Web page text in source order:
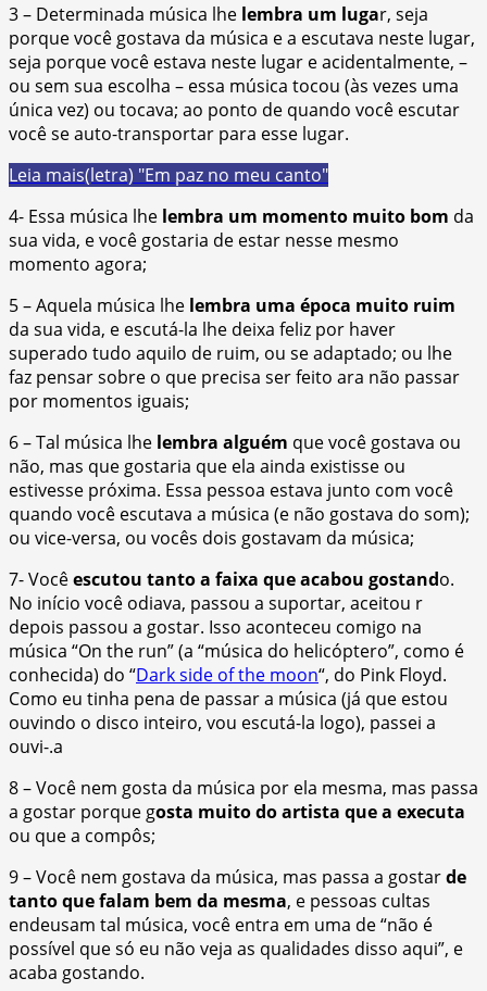
3 – Determinada música lhe lembra um lugar, seja
porque você gostava da música e a escutava neste lugar,
seja porque você estava neste lugar e acidentalmente, –
ou sem sua escolha – essa música tocou (às vezes uma
única vez) ou tocava; ao ponto de quando você escutar
você se auto-transportar para esse lugar.
Leia mais(letra) "Em paz no meu canto"
4- Essa música lhe lembra um momento muito bom da
sua vida, e você gostaria de estar nesse mesmo
momento agora;
5 – Aquela música lhe lembra uma época muito ruim
da sua vida, e escutá-la lhe deixa feliz por haver
superado tudo aquilo de ruim, ou se adaptado; ou lhe
faz pensar sobre o que precisa ser feito ara não passar
por momentos iguais;
6 – Tal música lhe lembra alguém que você gostava ou
não, mas que gostaria que ela ainda existisse ou
estivesse próxima. Essa pessoa estava junto com você
quando você escutava a música (e não gostava do som);
ou vice-versa, ou vocês dois gostavam da música;
7- Vocêescutou tanto a faixa que acabou gostando.
No início você odiava, passou a suportar, aceitou r
depois passou a gostar. Isso aconteceu comigo na
música “On the run” (a “música do helicóptero”, como é
conhecida) do “Dark side of the moon“, do Pink Floyd.
Como eu tinha pena de passar a música (já que estou
ouvindo o disco inteiro, vou escutá-la logo), passei a
ouvi-.a
8 – Você nem gosta da música por ela mesma, mas passa
a gostar porque gosta muito do artista que a executa
ou que a compôs;
9 – Você nem gostava da música, mas passa a gostarde
tanto que falam bem da mesma, e pessoas cultas
endeusam tal música, você entra em uma de “não é
possível que só eu não veja as qualidades disso aqui”, e
acaba gostando.